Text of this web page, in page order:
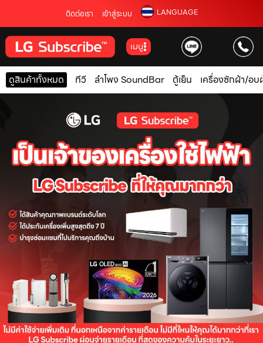
ติดต่อเรา เข้าสู่ระบบ LANGUAGE
เมนู
ดูสินค้าทั้งหมด ทีวี ลำโพง SoundBar ตู้เย็น เครื่องซักผ้า/อบ